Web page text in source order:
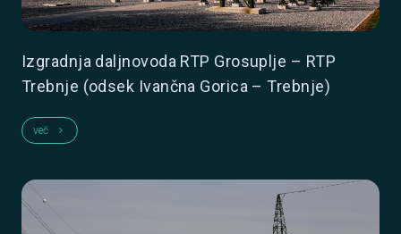
Izgradnja daljnovoda RTP Grosuplje – RTP
Trebnje (odsek Ivančna Gorica – Trebnje)
več keyboard_arrow_right